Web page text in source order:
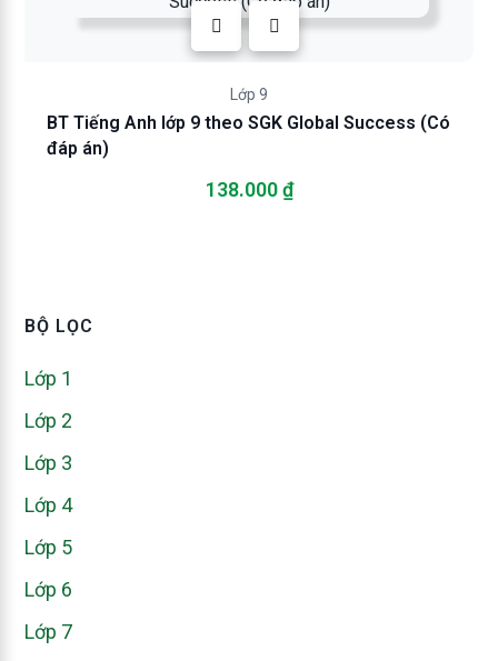
Lớp 9
BT Tiếng Anh lớp 9 theo SGK Global Success (Có
đáp án)
138.000₫
BỘ LỌC
Lớp 1
Lớp 2
Lớp 3
Lớp 4
Lớp 5
Lớp 6
Lớp 7